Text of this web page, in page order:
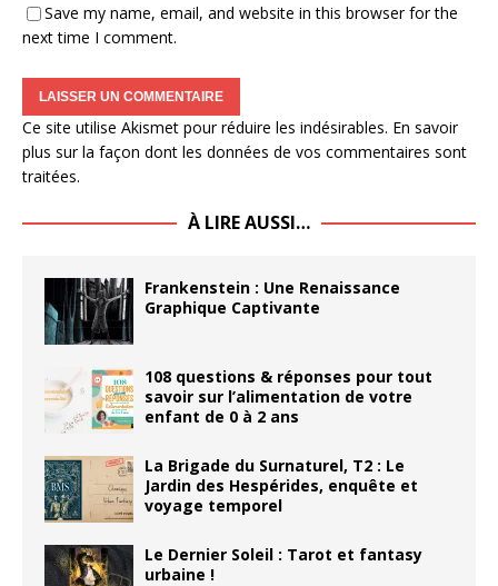
Save my name, email, and website in this browser for the
next time I comment.
Ce site utilise Akismet pour réduire les indésirables. En savoir
plus sur la façon dont les données de vos commentaires sont
traitées.
À LIRE AUSSI…
Frankenstein : Une Renaissance
Graphique Captivante
108 questions & réponses pour tout
savoir sur l’alimentation de votre
enfant de 0 à 2 ans
La Brigade du Surnaturel, T2 : Le
Jardin des Hespérides, enquête et
voyage temporel
Le Dernier Soleil : Tarot et fantasy
urbaine !